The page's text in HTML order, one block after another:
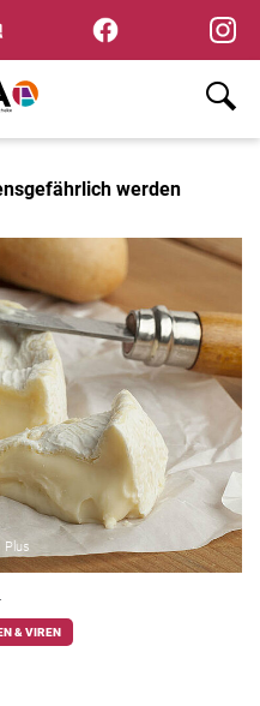
Fortbildungen
werden
& VIREN
×